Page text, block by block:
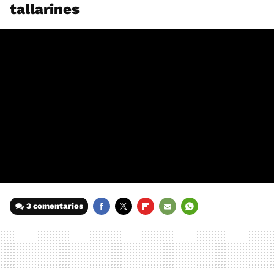
tallarines
3 comentarios
MAIL